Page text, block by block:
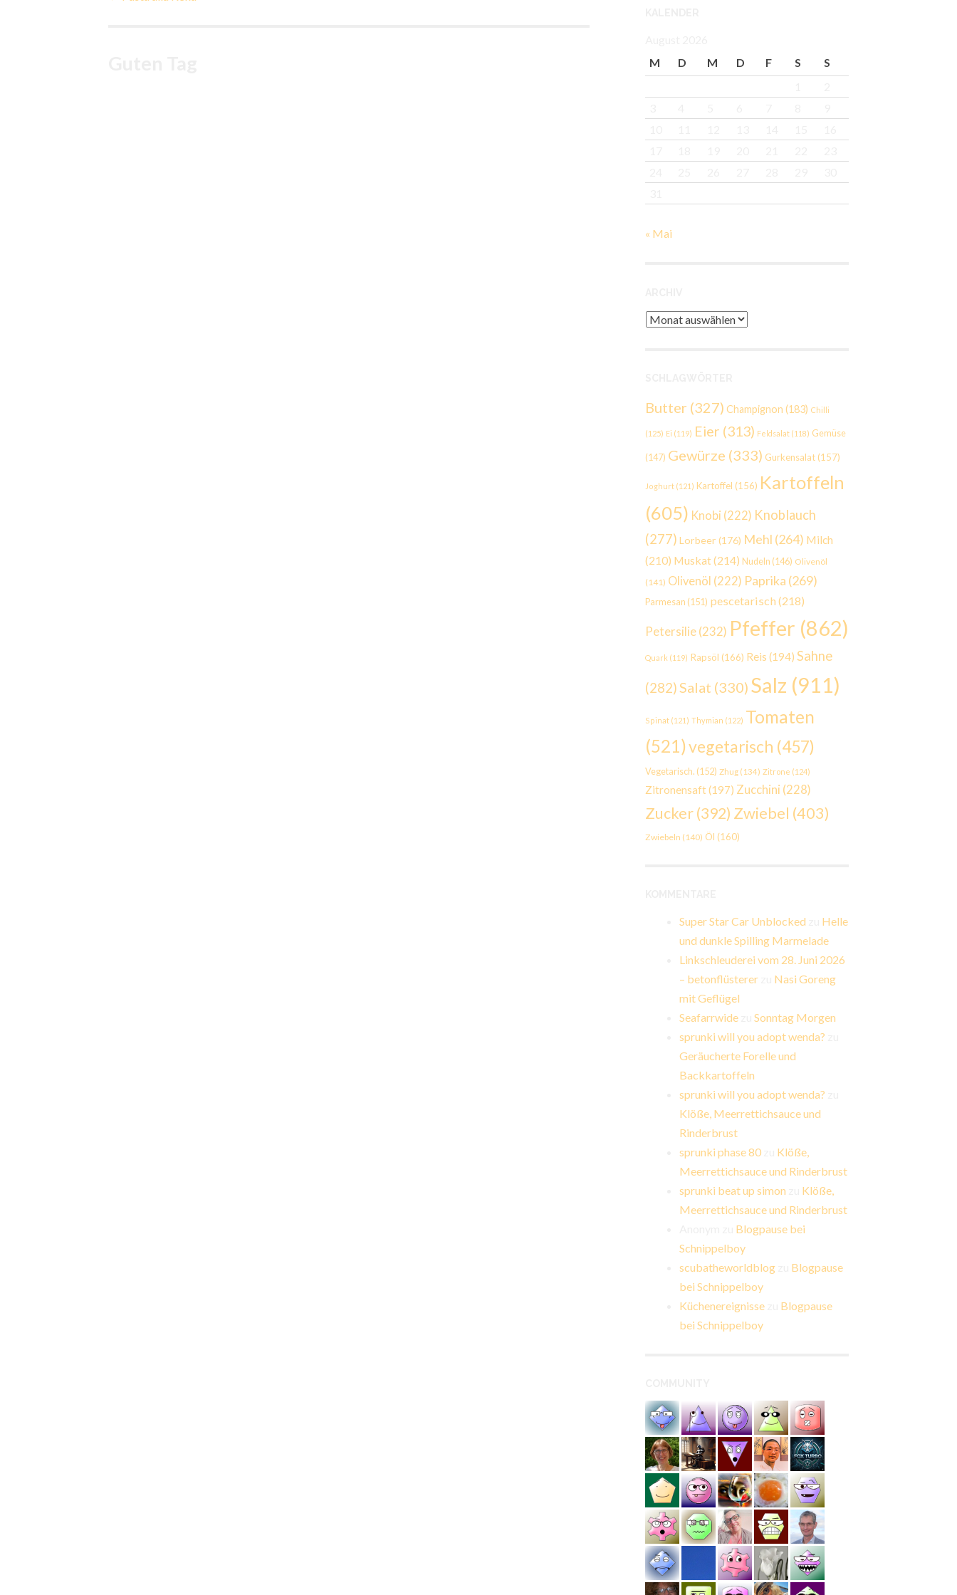
M
D M D F S
S
« Mai
Archiv
Butter (327) Champignon (183) Chilli
(125) Ei (119) Eier (313) Feldsalat (118) Gemüse
(147) Gewürze (333) Gurkensalat (157)
Joghurt (121) Kartoffel (156) Kartoffeln
(605) Knobi (222) Knoblauch
(277) Lorbeer (176) Mehl (264) Milch
(210) Muskat (214) Nudeln (146) Olivenöl
(141) Olivenöl (222) Paprika (269)
Parmesan (151) pescetarisch (218)
Petersilie(232) Pfeffer (862)
Quark (119) Rapsöl (166) Reis (194) Sahne
(282) Salat (330) Salz (911)
Spinat (121) Thymian (122) Tomaten
(521)vegetarisch (457)
Vegetarisch. (152) Zhug (134) Zitrone (124)
Zitronensaft(197) Zucchini (228)
Zucker(392) Zwiebel (403)
Zwiebeln (140) Öl (160)
Super Star Car Unblocked
Helle
und dunkle Spilling Marmelade
Linkschleuderei vom 28. Juni 2026
– betonflüsterer
Nasi Goreng
mit Geflügel
Seafarrwide
Sonntag Morgen
sprunki will you adopt wenda?
Geräucherte Forelle und
Backkartoffeln
sprunki will you adopt wenda?
Klöße, Meerrettichsauce und
Rinderbrust
sprunki phase 80
Klöße,
Meerrettichsauce und Rinderbrust
sprunki beat up simon
Klöße,
Meerrettichsauce und Rinderbrust
Blogpause bei
Schnippelboy
scubatheworldblog
Blogpause
bei Schnippelboy
Küchenereignisse
Blogpause
bei Schnippelboy